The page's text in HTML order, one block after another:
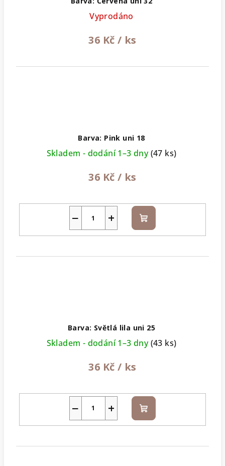
Vyprodáno
36 Kč / ks
Barva: Pink uni 18
Skladem - dodání 1–3 dny(47 ks)
36 Kč / ks
+
− Do
košíku
Barva: Světlá lila uni 25
Skladem - dodání 1–3 dny(43 ks)
36 Kč / ks
+
− Do
košíku